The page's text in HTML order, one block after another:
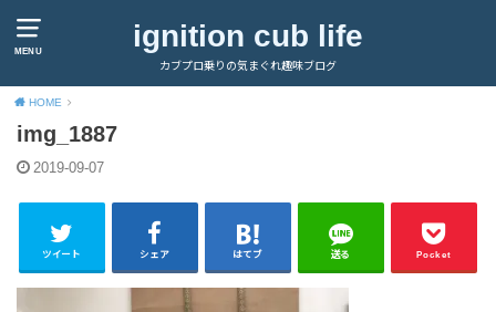
MENU ignition cub life
カブプロ乗りの気まぐれ趣味ブログ
HOME
img_1887
2019-09-07
ツイート シェア はてブ 送る Pocket